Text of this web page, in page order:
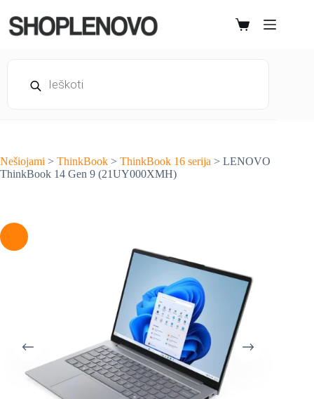
content
Shopping
search
Nešiojami > ThinkBook > ThinkBook 16 serija > LENOVO
ThinkBook 14 Gen 9 (21UY000XMH)